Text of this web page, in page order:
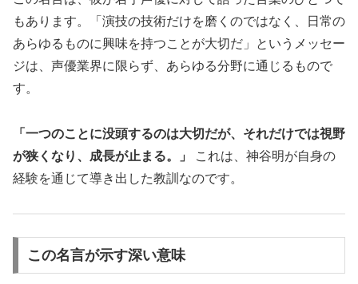
もあります。「演技の技術だけを磨くのではなく、日常の
あらゆるものに興味を持つことが大切だ」というメッセー
ジは、声優業界に限らず、あらゆる分野に通じるもので
す。
「一つのことに没頭するのは大切だが、それだけでは視野
が狭くなり、成長が止まる。」
これは、神谷明が自身の
経験を通じて導き出した教訓なのです。
この名言が示す深い意味